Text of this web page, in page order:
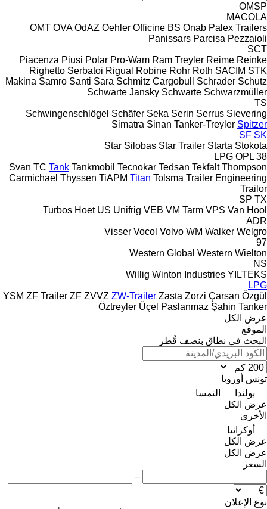
OMSP
MACOLA
OMT OVA OdAZ Oehler Officine BS Onab Palex Trailers
Panissars Parcisa Pezzaioli
SCT
Piacenza Piusi Polar Pro-Wam Ram Treyler Reime Reinke
Righetto Serbatoi Rigual Robine Rohr Roth SACIM STK
Makina Samro Santi Sara Schmitz Cargobull Schrader Schutz
Schwarte Jansky Schwarte Schwarzmüller
TS
Schwingenschlögel Schäfer Seka Serin Serrus Sievering
Simatra Sinan Tanker-Treyler Spitzer
SF SK
Star Silobas Star Trailer Starta Stokota
LPG OPL 38
Svan TC Tank Tankmobil Tecnokar Tedsan Tekfalt Thompson
Carmichael Thyssen TiAPM Titan Tolsma Trailer Engineering
Trailor
SP TX
Turbos Hoet US Unifrig VEB VM Tarm VPS Van Hool
ADR
Visser Vocol Volvo WM Walker Welgro
97
Western Global Western Wielton
NS
Willig Winton Industries YILTEKS
LPG
YSM ZF Trailer ZF ZVVZ ZW-Trailer Zasta Zorzi Çarsan Özgül
Öztreyler Üçel Paslanmaz Şahin Tanker
عرض الكل
الموقع
البحث في نطاق بنصف قُطر
تونس أوروبا
بولندا
النمسا
عرض الكل
الأخرى
أوكرانيا
عرض الكل
عرض الكل
السعر
–
نوع الإعلان